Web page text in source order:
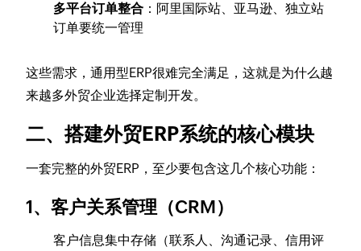
多平台订单整合 ：阿里国际站、亚马逊、独立站
订单要统一管理
这些需求，通用型ERP很难完全满足，这就是为什么越
来越多外贸企业选择定制开发。
二、搭建外贸ERP系统的核心模块
一套完整的外贸ERP，至少要包含这几个核心功能：
1、客户关系管理（CRM）
客户信息集中存储（联系人、沟通记录、信用评